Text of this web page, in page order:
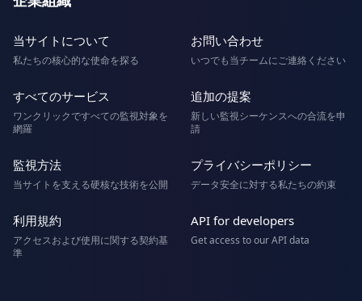
当サイトについて
私たちの核心的な使命を探る
お問い合わせ
いつでも当チームにご連絡ください
すべてのサービス
ワンクリックですべての監視対象を
網羅
追加の提案
新しい監視シーケンスへの合流を申
請
監視方法
当サイトを支える硬核な技術を公開
プライバシーポリシー
データ安全に対する私たちの約束
利用規約
アクセスおよび使用に関する契約基
準
API for developers
Get access to our API data